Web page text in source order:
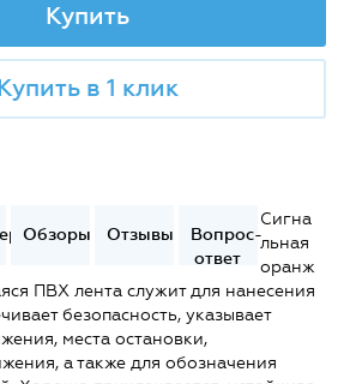
Купить
в 1 клик
Обзоры Отзывы
Вопрос-
ответ
Сигна
льная
оранж
ПВХ лента служит для нанесения
безопасность, указывает
места остановки,
а также для обозначения